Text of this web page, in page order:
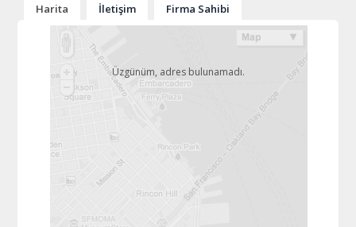
Harita İletişim Firma Sahibi
Üzgünüm, adres bulunamadı.